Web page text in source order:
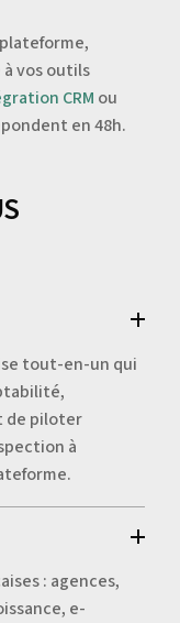
vos outils
CRM ou
en 48h.
tout-en-un qui
de piloter
à
: agences,
e-